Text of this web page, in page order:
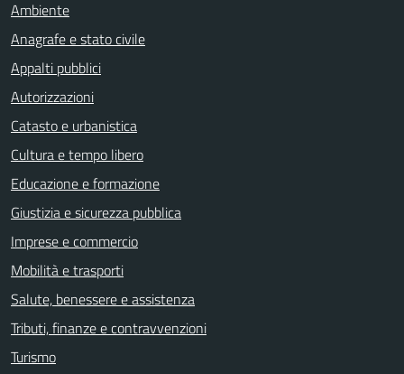
Ambiente
Anagrafe e stato civile
Appalti pubblici
Autorizzazioni
Catasto e urbanistica
Cultura e tempo libero
Educazione e formazione
Giustizia e sicurezza pubblica
Imprese e commercio
Mobilità e trasporti
Salute, benessere e assistenza
Tributi, finanze e contravvenzioni
Turismo